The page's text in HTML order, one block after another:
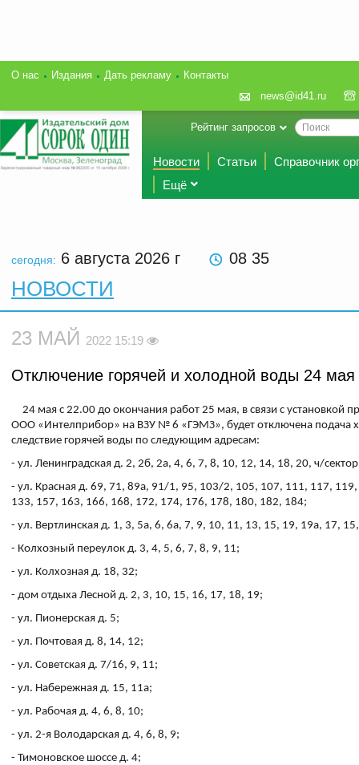
О нас Издания Дать рекламу
Контакты
news@id41.ru
Рейтинг запросов
Новости Статьи
Справочник
Ещё
сегодня: 6 августа 2026 г 08 35
НОВОСТИ
23 МАЙ 2022 15:19
Отключение горячей и холодной воды 24 мая
24 мая с 22.00 до окончания работ 25 мая, в связи с установкой
ООО «Интелприбор» на ВЗУ № 6 «ГЭМЗ», будет отключена подача
следствие горячей воды по следующим адресам:
- ул. Ленинградская д. 2, 2б, 2а, 4, 6, 7, 8, 10, 12, 14, 18, 20, ч/
- ул. Красная д. 69, 71, 89а, 91/1, 95, 103/2, 105, 107, 111, 117,
133, 157, 163, 166, 168, 172, 174, 176, 178, 180, 182, 184;
- ул. Вертлинская д. 1, 3, 5а, 6, 6а, 7, 9, 10, 11, 13, 15, 19, 19а, 17,
- Колхозный переулок д. 3, 4, 5, 6, 7, 8, 9, 11;
- ул. Колхозная д. 18, 32;
- дом отдыха Лесной д. 2, 3, 10, 15, 16, 17, 18, 19;
- ул. Пионерская д. 5;
- ул. Почтовая д. 8, 14, 12;
- ул. Советская д. 7/16, 9, 11;
- ул. Набережная д. 15, 11а;
- ул. Рабочая д. 4, 6, 8, 10;
- ул. 2-я Володарская д. 4, 6, 8, 9;
- Тимоновское шоссе д. 4;